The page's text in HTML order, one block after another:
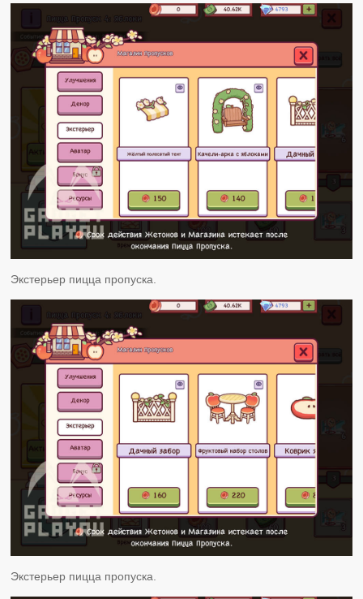
Экстерьер пицца пропуска.
Экстерьер пицца пропуска.